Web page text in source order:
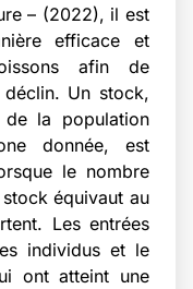
– (2022), il est
efficace et
afin de
Un stock,
la population
donnée, est
le nombre
équivaut au
Les entrées
individus et le
ont atteint une